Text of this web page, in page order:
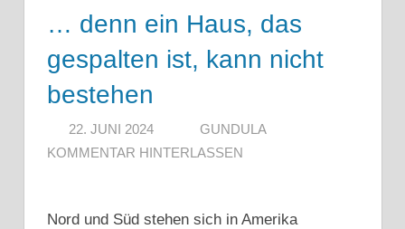
… denn ein Haus, das
gespalten ist, kann nicht
bestehen
22. JUNI 2024
GUNDULA
KOMMENTAR HINTERLASSEN
Nord und Süd stehen sich in Amerika